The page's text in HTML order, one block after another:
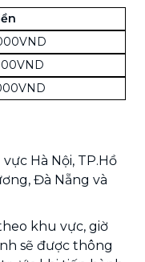
Hà Nội, TP.Hồ
Đà Nẵng và
khu vực, giờ
sẽ được thông